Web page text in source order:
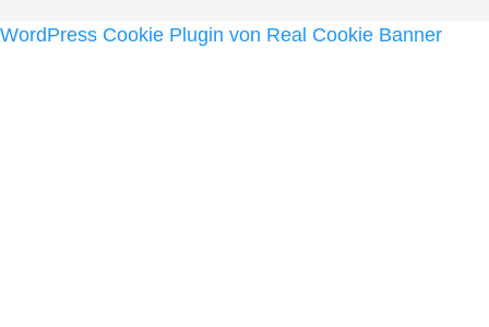
WordPress Cookie Plugin von Real Cookie Banner